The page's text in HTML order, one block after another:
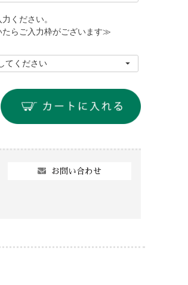
ください。
らご入力枠がございます≫
お問い合わせ